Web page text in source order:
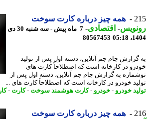
همه چیز درباره کارت سوخت
-اقتصادی-
7 ماه پیش - سه شنبه 30 دی
80567453
جام جم آنلاین، دسته اول پس از تولید
در کارخانه است که اصطلاحاً کارت های
به گزارش جام جم آنلاین، دسته اول پس از
خودرو در کارخانه است که اصطلاحاً کارت های ...
خودرو-خودرو-کارت هوشمند سوخت-کارت- کارخانه
همه چیز درباره کارت سوخت